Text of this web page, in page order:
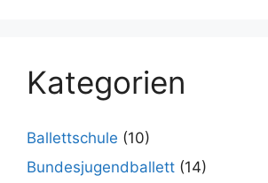
Kategorien
Ballettschule (10)
Bundesjugendballett (14)